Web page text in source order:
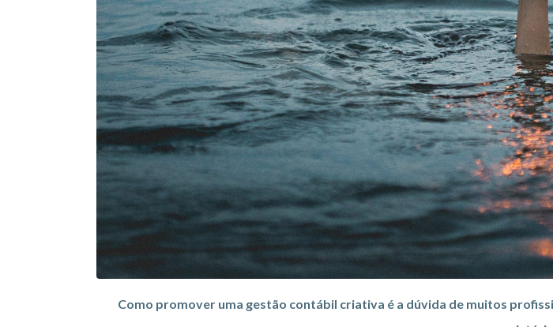
Como promover uma gestão contábil criativa é a dúvida de muitos